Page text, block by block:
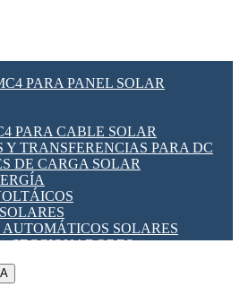
PARA PANEL SOLAR
PARA CABLE SOLAR
Y TRANSFERENCIAS PARA DC
DE CARGA SOLAR
SOLARES
SECCIONADORES